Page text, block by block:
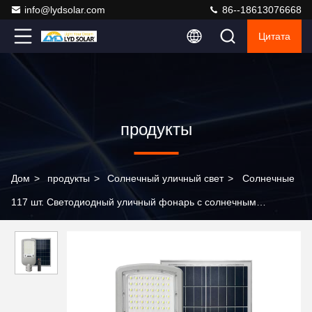
info@lydsolar.com 86--18613076668
Цитата
продукты
Дом > продукты > Солнечный уличный свет > Солнечные
117 шт. Светодиодный уличный фонарь с солнечным